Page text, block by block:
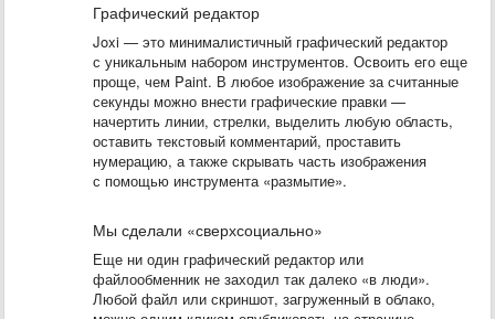
Графический редактор
Joxi — это минималистичный графический редактор
с уникальным набором инструментов. Освоить его еще
проще, чем Paint. В любое изображение за считанные
секунды можно внести графические правки —
начертить линии, стрелки, выделить любую область,
оставить текстовый комментарий, проставить
нумерацию, а также скрывать часть изображения
с помощью инструмента «размытие».
Мы сделали «сверхсоциально»
Еще ни один графический редактор или
файлообменник не заходил так далеко «в люди».
Любой файл или скриншот, загруженный в облако,